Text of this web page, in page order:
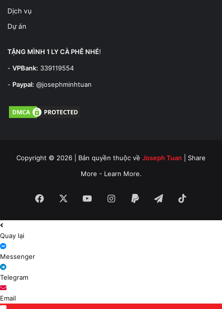
Dịch vụ
Dự án
TẶNG MÌNH 1 LY CÀ PHÊ NHÉ!
- VPBank: 339119554
- Paypal: @josephminhtuan
Copyright © 2026 | Bản quyền thuộc về Joseph Tuan | Share
More - Learn More.
Facebook YouTubeInstagram
Paypal Telegram
Quay lại
Messenger
Telegram
Email